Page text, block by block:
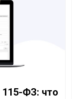
115-ФЗ: что